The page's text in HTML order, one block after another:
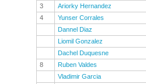
3
Ariorky Hernandez
4
Yunser Corrales
Dannel Diaz
Liomil Gonzalez
Dachel Duquesne
8
Ruben Valdes
Vladimir Garcia